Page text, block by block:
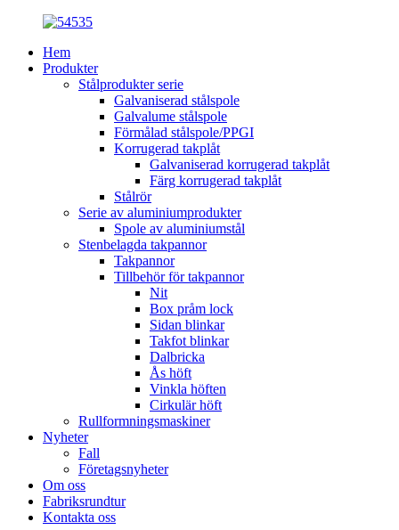
Hem
Produkter
Stålprodukter serie
Galvaniserad stålspole
Galvalume stålspole
Förmålad stålspole/PPGI
Korrugerad takplåt
Galvaniserad korrugerad takplåt
Färg korrugerad takplåt
Stålrör
Serie av aluminiumprodukter
Spole av aluminiumstål
Stenbelagda takpannor
Takpannor
Tillbehör för takpannor
Nit
Box pråm lock
Sidan blinkar
Takfot blinkar
Dalbricka
Ås höft
Vinkla höften
Cirkulär höft
Rullformningsmaskiner
Nyheter
Fall
Företagsnyheter
Om oss
Fabriksrundtur
Kontakta oss